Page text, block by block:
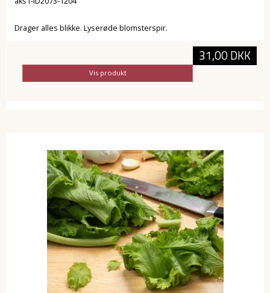
Drager alles blikke. Lyserøde blomsterspir.
31,00 DKK
Vis produkt